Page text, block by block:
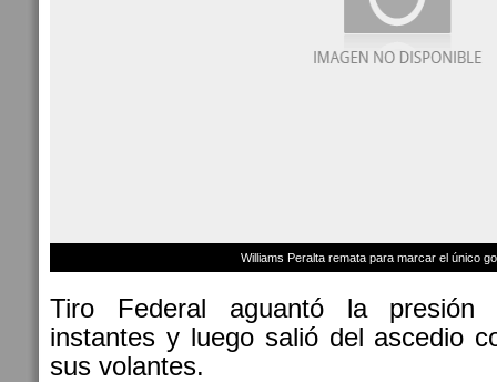
Williams Peralta remata para marcar el único
Tiro Federal aguantó la presión
instantes y luego salió del ascedio
sus volantes.